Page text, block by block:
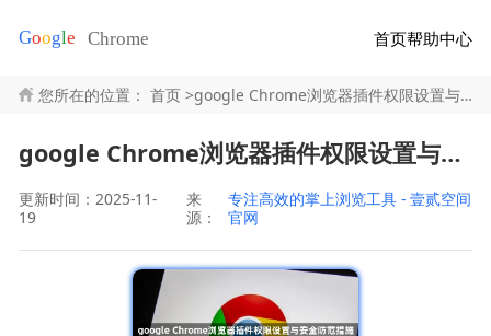
首页帮助中心
您所在的位置： 首页 >google Chrome浏览器插件权限设置与安全防范措施
google Chrome浏览器插件权限设置与安全防范措施
更新时间：2025-11-
19
来
源：
专注高效的掌上浏览工具 - 壹贰空间
官网